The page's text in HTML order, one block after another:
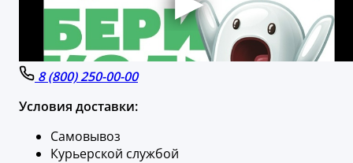
8 (800) 250-00-00
Условия доставки:
Самовывоз
Курьерской службой